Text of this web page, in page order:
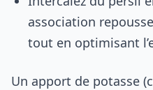
association
tout en optimisant
Un apport de potasse